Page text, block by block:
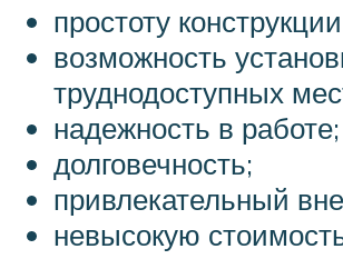
простоту
возможность
труднодоступных
надежность в работе;
долговечность;
привлекательный
невысокую